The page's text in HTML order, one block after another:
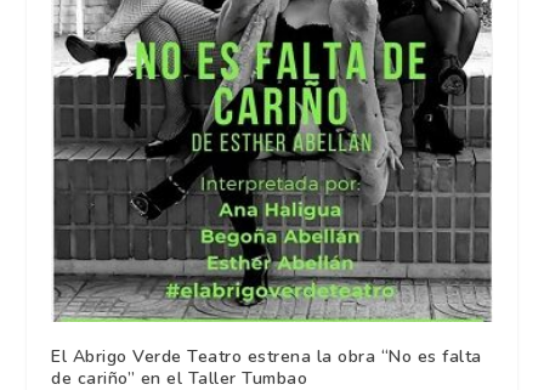
El Abrigo Verde Teatro estrena la obra “No es falta
de cariño” en el Taller Tumbao